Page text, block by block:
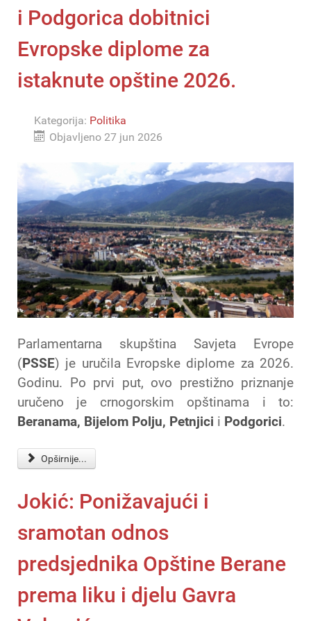
i Podgorica dobitnici
Evropske diplome za
istaknute opštine 2026.
Kategorija: Politika
Objavljeno 27 jun 2026
Parlamentarna skupština Savjeta Evrope
( PSSE) je uručila Evropske diplome za 2026.
Godinu. Po prvi put, ovo prestižno priznanje
uručeno je crnogorskim opštinama i to:
Beranama, Bijelom Polju, Petnjici i Podgorici.
Opširnije...
Jokić: Ponižavajući i
sramotan odnos
predsjednika Opštine Berane
prema liku i djelu Gavra